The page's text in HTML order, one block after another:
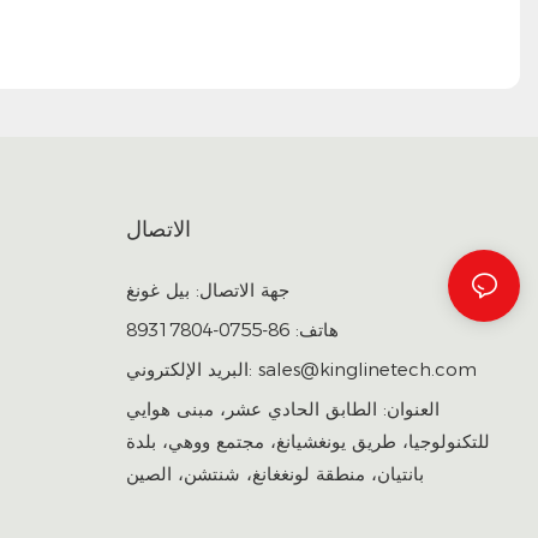
الاتصال
جهة الاتصال: بيل غونغ
هاتف: 86-0755-89317804
البريد الإلكتروني: sales@kinglinetech.com
العنوان: الطابق الحادي عشر، مبنى هوايي
للتكنولوجيا، طريق يونغشيانغ، مجتمع ووهي، بلدة
بانتيان، منطقة لونغغانغ، شنتشن، الصين